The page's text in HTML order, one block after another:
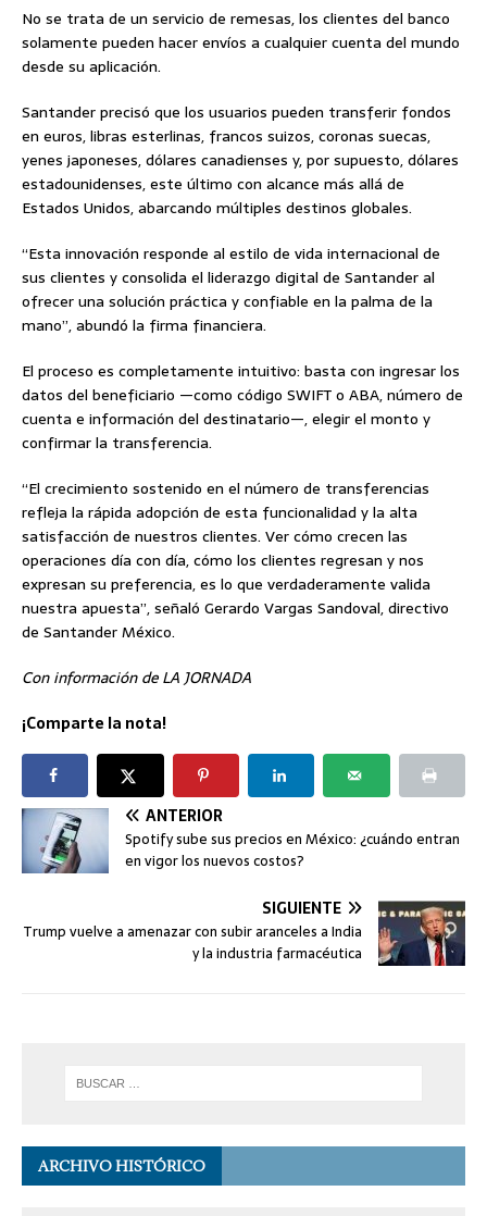
No se trata de un servicio de remesas, los clientes del banco
solamente pueden hacer envíos a cualquier cuenta del mundo
desde su aplicación.
Santander precisó que los usuarios pueden transferir fondos
en euros, libras esterlinas, francos suizos, coronas suecas,
yenes japoneses, dólares canadienses y, por supuesto, dólares
estadounidenses, este último con alcance más allá de
Estados Unidos, abarcando múltiples destinos globales.
“Esta innovación responde al estilo de vida internacional de
sus clientes y consolida el liderazgo digital de Santander al
ofrecer una solución práctica y confiable en la palma de la
mano”, abundó la firma financiera.
El proceso es completamente intuitivo: basta con ingresar los
datos del beneficiario —como código SWIFT o ABA, número de
cuenta e información del destinatario—, elegir el monto y
confirmar la transferencia.
“El crecimiento sostenido en el número de transferencias
refleja la rápida adopción de esta funcionalidad y la alta
satisfacción de nuestros clientes. Ver cómo crecen las
operaciones día con día, cómo los clientes regresan y nos
expresan su preferencia, es lo que verdaderamente valida
nuestra apuesta”, señaló Gerardo Vargas Sandoval, directivo
de Santander México.
Con información de LA JORNADA
¡Comparte la nota!
ANTERIOR
Spotify sube sus precios en México: ¿cuándo entran
en vigor los nuevos costos?
SIGUIENTE
Trump vuelve a amenazar con subir aranceles a India
y la industria farmacéutica
ARCHIVO HISTÓRICO